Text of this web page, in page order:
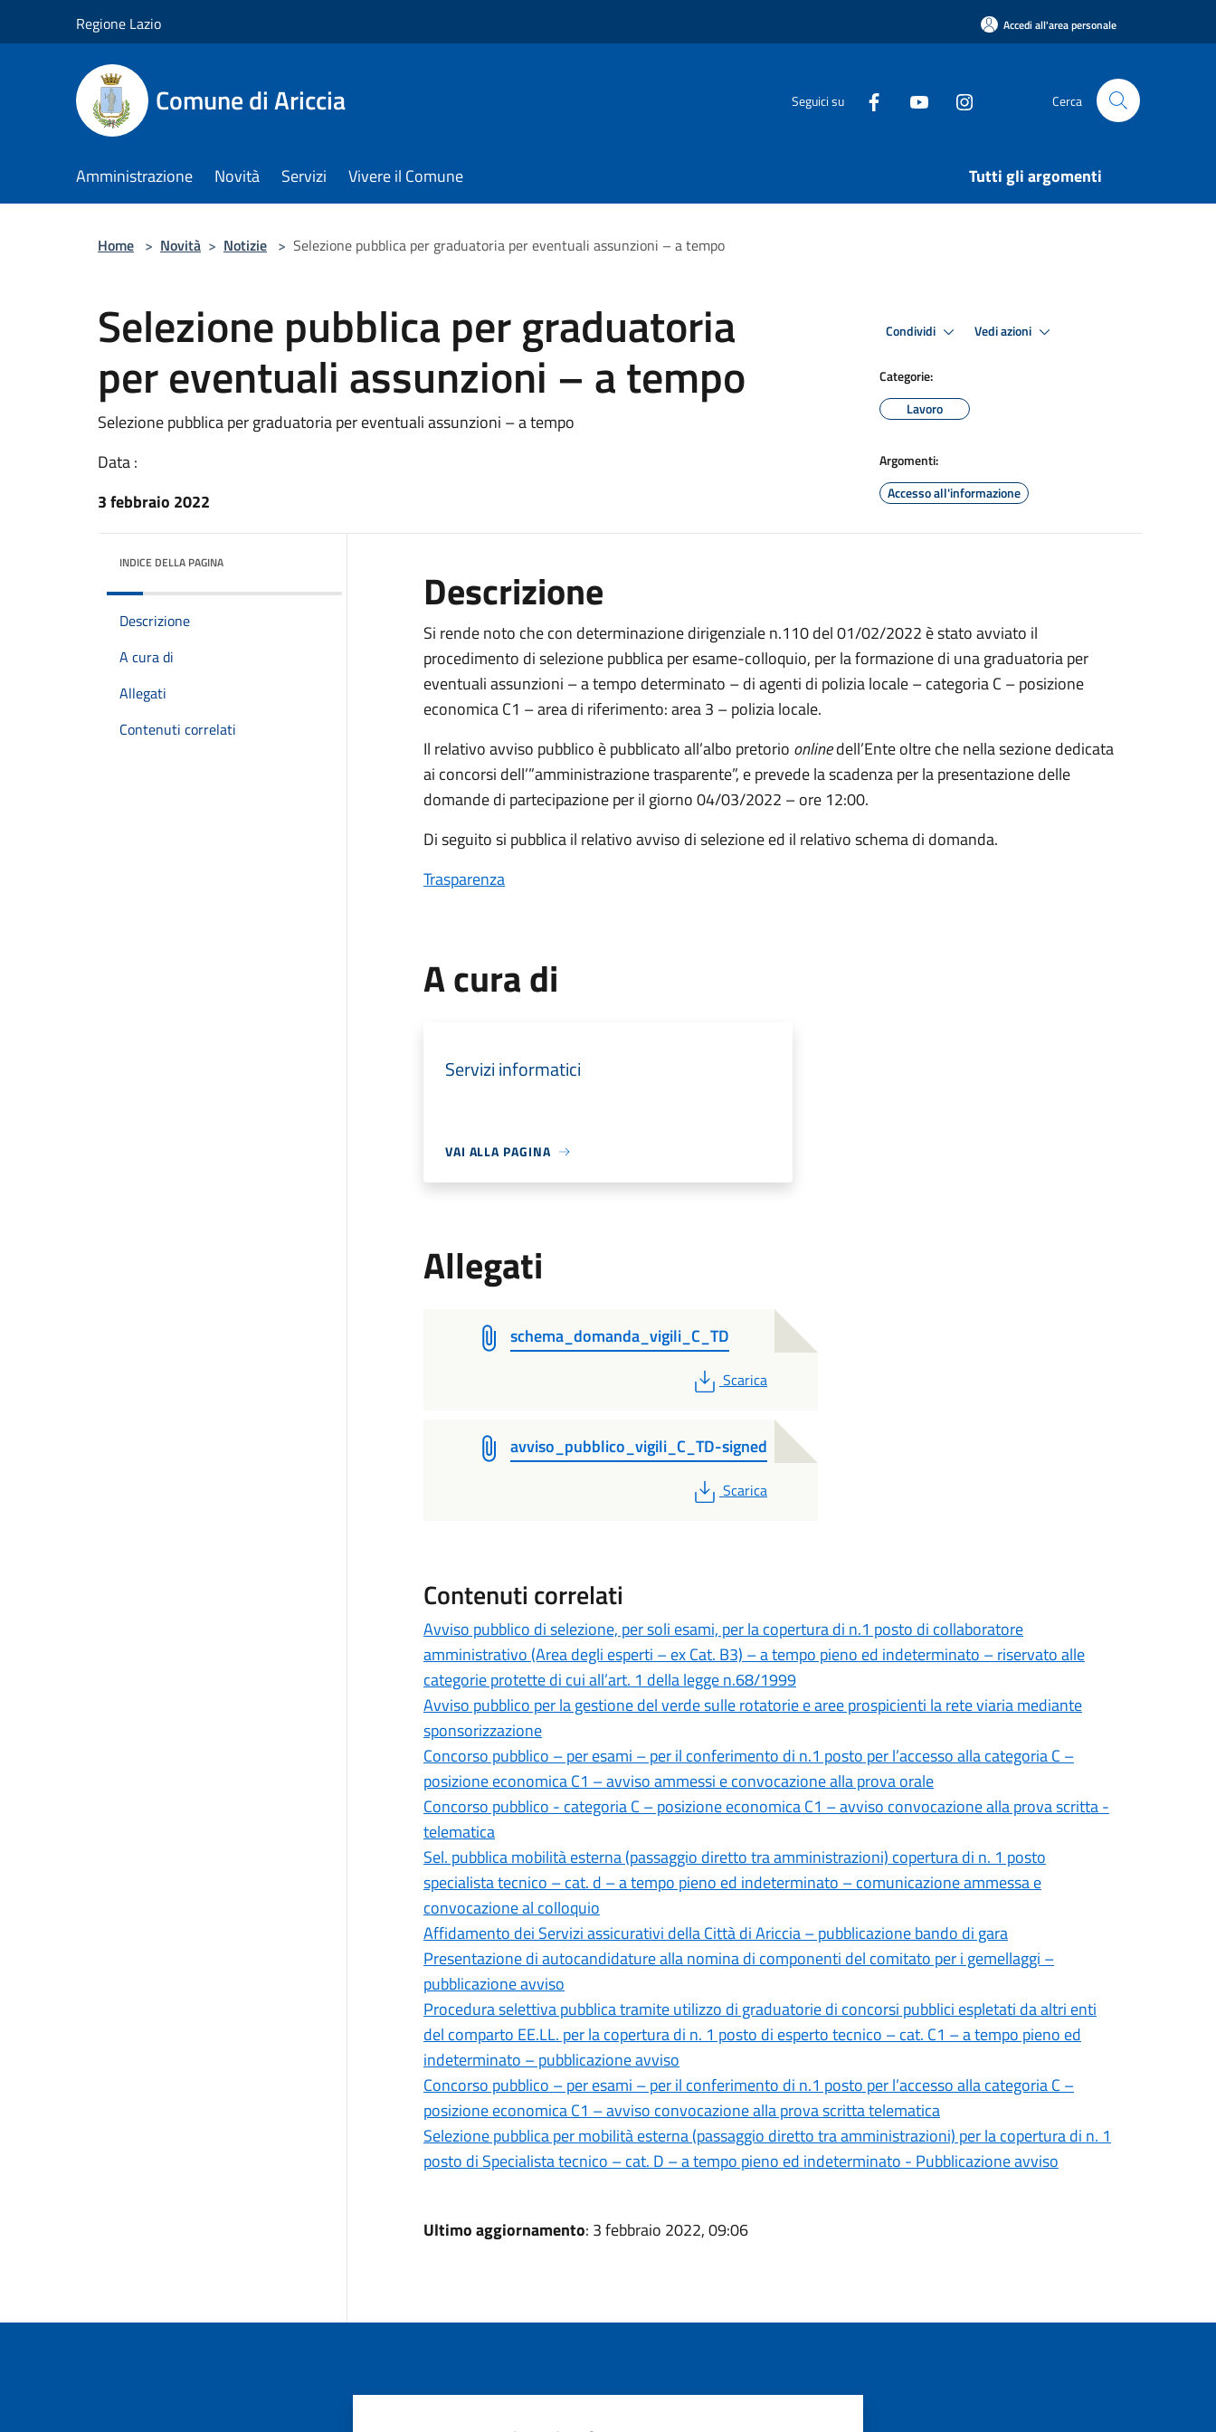
Regione Lazio Accedi all'area personale
Comune di Ariccia Seguici su Cerca
Amministrazione Novità Servizi Vivere il Comune Tutti gli argomenti
Home > Novità > Notizie > Selezione pubblica per graduatoria per eventuali assunzioni – a tempo
Selezione pubblica per graduatoria
per eventuali assunzioni – a tempo
Selezione pubblica per graduatoria per eventuali assunzioni – a tempo
Data :
3 febbraio 2022
Condividi Vedi azioni
Categorie:
Lavoro
Argomenti:
Accesso all'informazione
INDICE DELLA PAGINA
Descrizione
A cura di
Allegati
Contenuti correlati
Descrizione
Si rende noto che con determinazione dirigenziale n.110 del 01/02/2022 è stato avviato il
procedimento di selezione pubblica per esame-colloquio, per la formazione di una graduatoria per
eventuali assunzioni – a tempo determinato – di agenti di polizia locale – categoria C – posizione
economica C1 – area di riferimento: area 3 – polizia locale.
Il relativo avviso pubblico è pubblicato all’albo pretorio onlinedell’Ente oltre che nella sezione dedicata
ai concorsi dell’”amministrazione trasparente”, e prevede la scadenza per la presentazione delle
domande di partecipazione per il giorno 04/03/2022 – ore 12:00.
Di seguito si pubblica il relativo avviso di selezione ed il relativo schema di domanda.
Trasparenza
A cura di
Servizi informatici
VAI ALLA PAGINA
Allegati
schema_domanda_vigili_C_TD
PDF
Scarica
avviso_pubblico_vigili_C_TD-signed
PDF
Scarica
Contenuti correlati
Avviso pubblico di selezione, per soli esami, per la copertura di n.1 posto di collaboratore
amministrativo (Area degli esperti – ex Cat. B3) – a tempo pieno ed indeterminato – riservato alle
categorie protette di cui all’art. 1 della legge n.68/1999
Avviso pubblico per la gestione del verde sulle rotatorie e aree prospicienti la rete viaria mediante
sponsorizzazione
Concorso pubblico – per esami – per il conferimento di n.1 posto per l’accesso alla categoria C –
posizione economica C1 – avviso ammessi e convocazione alla prova orale
Concorso pubblico - categoria C – posizione economica C1 – avviso convocazione alla prova scritta -
telematica
Sel. pubblica mobilità esterna (passaggio diretto tra amministrazioni) copertura di n. 1 posto
specialista tecnico – cat. d – a tempo pieno ed indeterminato – comunicazione ammessa e
convocazione al colloquio
Affidamento dei Servizi assicurativi della Città di Ariccia – pubblicazione bando di gara
Presentazione di autocandidature alla nomina di componenti del comitato per i gemellaggi –
pubblicazione avviso
Procedura selettiva pubblica tramite utilizzo di graduatorie di concorsi pubblici espletati da altri enti
del comparto EE.LL. per la copertura di n. 1 posto di esperto tecnico – cat. C1 – a tempo pieno ed
indeterminato – pubblicazione avviso
Concorso pubblico – per esami – per il conferimento di n.1 posto per l’accesso alla categoria C –
posizione economica C1 – avviso convocazione alla prova scritta telematica
Selezione pubblica per mobilità esterna (passaggio diretto tra amministrazioni) per la copertura di n. 1
posto di Specialista tecnico – cat. D – a tempo pieno ed indeterminato - Pubblicazione avviso
Ultimo aggiornamento: 3 febbraio 2022, 09:06